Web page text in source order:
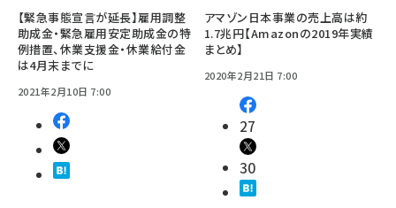
【緊急事態宣言が延長】雇用調整
助成金・緊急雇用安定助成金の特
例措置、休業支援金・休業給付金
は4月末までに
2021年2月10日 7:00
アマゾン日本事業の売上高は約
1.7兆円【Amazonの2019年実績
まとめ】
2020年2月21日 7:00
27
30